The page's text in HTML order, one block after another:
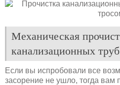
Механическая
канализационных труб
Если вы испробовали все
засорение не ушло, тогда